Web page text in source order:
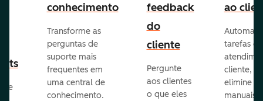
conhecimento
Transforme as
perguntas de
suporte mais
frequentes em
uma central de
conhecimento.
feedback
do
cliente
Pergunte
aos clientes
o que eles
ao
tarefas de
cliente,
elimine
manuais